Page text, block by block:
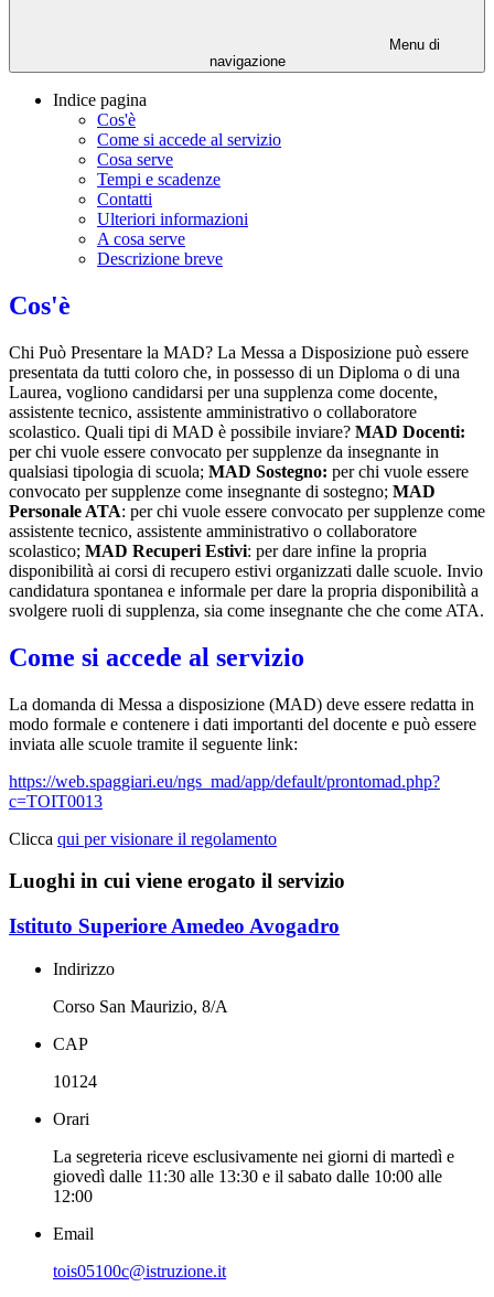
Menu di
navigazione
Indice pagina
Cos'è
Come si accede al servizio
Cosa serve
Tempi e scadenze
Contatti
Ulteriori informazioni
A cosa serve
Descrizione breve
Cos'è
Chi Può Presentare la MAD? La Messa a Disposizione può essere
presentata da tutti coloro che, in possesso di un Diploma o di una
Laurea, vogliono candidarsi per una supplenza come docente,
assistente tecnico, assistente amministrativo o collaboratore
scolastico. Quali tipi di MAD è possibile inviare? MAD Docenti:
per chi vuole essere convocato per supplenze da insegnante in
qualsiasi tipologia di scuola; MAD Sostegno: per chi vuole essere
convocato per supplenze come insegnante di sostegno; MAD
Personale ATA: per chi vuole essere convocato per supplenze come
assistente tecnico, assistente amministrativo o collaboratore
scolastico; MAD Recuperi Estivi: per dare infine la propria
disponibilità ai corsi di recupero estivi organizzati dalle scuole. Invio
candidatura spontanea e informale per dare la propria disponibilità a
svolgere ruoli di supplenza, sia come insegnante che che come ATA.
Come si accede al servizio
La domanda di Messa a disposizione (MAD) deve essere redatta in
modo formale e contenere i dati importanti del docente e può essere
inviata alle scuole tramite il seguente link:
https://web.spaggiari.eu/ngs_mad/app/default/prontomad.php?
c=TOIT0013
Clicca qui per visionare il regolamento
Luoghi in cui viene erogato il servizio
Istituto Superiore Amedeo Avogadro
Indirizzo
Corso San Maurizio, 8/A
CAP
10124
Orari
La segreteria riceve esclusivamente nei giorni di martedì e
giovedì dalle 11:30 alle 13:30 e il sabato dalle 10:00 alle
12:00
Email
tois05100c@istruzione.it